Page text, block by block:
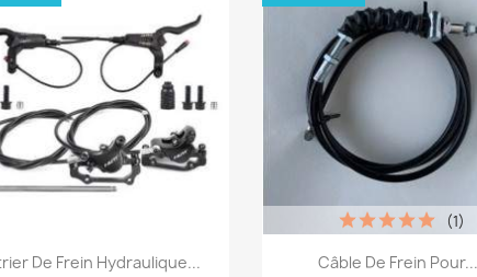
Aperçu rapide
De Frein Hydraulique... Aperçu rapide
Câble De Frein Pour...
(1)